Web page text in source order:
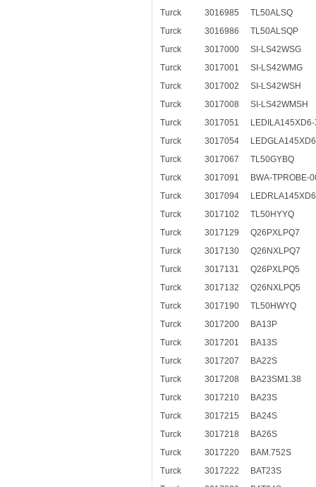
Turck
3016985
TL50ALSQ
Turck
3016986
TL50ALSQP
Turck
3017000
SI-LS42WSG
Turck
3017001
SI-LS42WMG
Turck
3017002
SI-LS42WSH
Turck
3017008
SI-LS42WMSH
Turck
3017051
LEDILA145XD6-
Turck
3017054
Turck
3017067
TL50GYBQ
Turck
3017091
BWA-TPROBE-
Turck
3017094
Turck
3017102
TL50HYYQ
Turck
3017129
Q26PXLPQ7
Turck
3017130
Q26NXLPQ7
Turck
3017131
Q26PXLPQ5
Turck
3017132
Q26NXLPQ5
Turck
3017190
TL50HWYQ
Turck
3017200
BA13P
Turck
3017201
BA13S
Turck
3017207
BA22S
Turck
3017208
BA23SM1.38
Turck
3017210
BA23S
Turck
3017215
BA24S
Turck
3017218
BA26S
Turck
3017220
BAM.752S
Turck
3017222
BAT23S